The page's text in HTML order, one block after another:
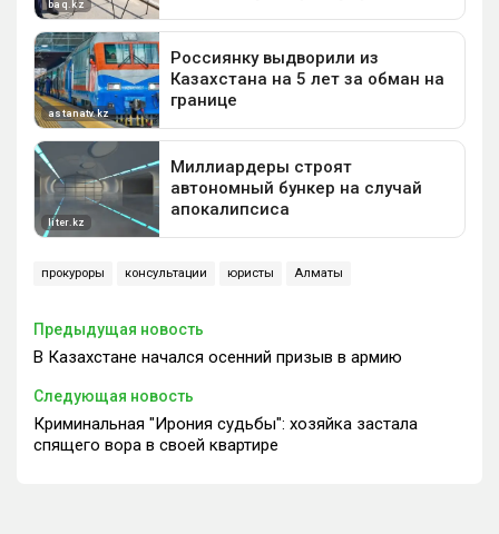
прокуроры консультации юристы Алматы
Предыдущая новость
В Казахстане начался осенний призыв в армию
Следующая новость
Криминальная "Ирония судьбы": хозяйка застала
спящего вора в своей квартире